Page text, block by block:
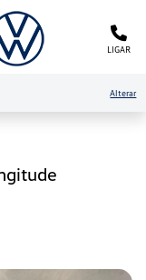
LIGAR
Alterar